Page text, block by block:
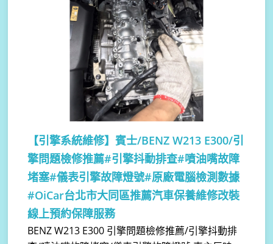
【引擎系統維修】賓士/BENZ W213 E300/引
擎問題檢修推薦#引擎抖動排查#噴油嘴故障
堵塞#儀表引擎故障燈號#原廠電腦檢測數據
#OiCar台北市大同區推薦汽車保養維修改裝
線上預約保障服務
BENZ W213 E300 引擎問題檢修推薦/引擎抖動排